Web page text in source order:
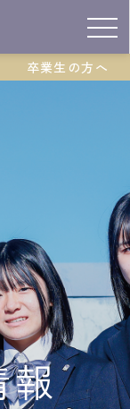
卒業生の方へ
報